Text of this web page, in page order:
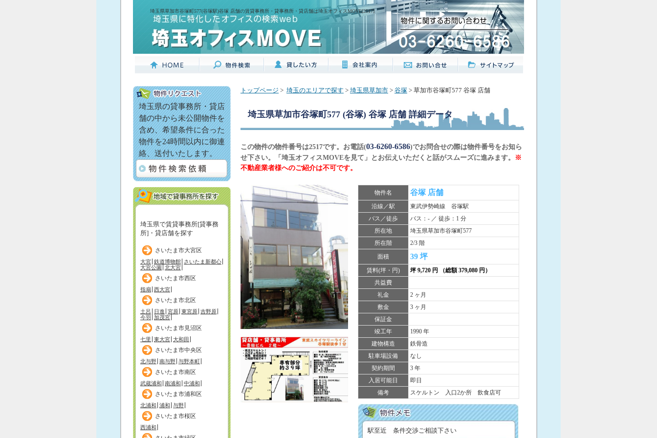
埼玉県草加市谷塚町577(谷塚駅)谷塚 店舗の賃貸事務所・貸事務所・貸店舗は埼玉オフィスMOVE[2517]
埼玉県の貸事務所・貸店
舗の中から未公開物件を
含め、希望条件に合った
物件を24時間以内に御連
絡、送付いたします。
埼玉県で賃貸事務所[貸事務
所]・貸店舗を探す
さいたま市大宮区
大宮 鉄道博物館 さいたま新都心
大宮公園
北大宮
さいたま市西区
指扇 西大宮
さいたま市北区
土呂 日進 宮原 東宮原 吉野原
今羽 加茂宮
さいたま市見沼区
七里 東大宮 大和田
さいたま市中央区
北与野 南与野 与野本町
さいたま市南区
武蔵浦和 南浦和 中浦和
さいたま市浦和区
北浦和 浦和 与野
さいたま市桜区
西浦和
トップページ > 埼玉のエリアで探す > 埼玉県草加市 > 谷塚 > 草加市谷塚町577 谷塚 店舗
埼玉県草加市谷塚町577 (谷塚) 谷塚 店舗 詳細データ
この物件の物件番号は2517です。お電話(03-6260-6586)でお問合せの際は物件番号をお知ら
せ下さい。「埼玉オフィスMOVEを見て」とお伝えいただくと話がスムーズに進みます。
※
不動産業者様へのご紹介は不可です。
物件名 谷塚 店舗
沿線／駅
東武伊勢崎線 谷塚駅
バス／徒歩
バス：- ／ 徒歩：1 分
所在地
埼玉県草加市谷塚町577
所在階
2/3 階
面積
39 坪
賃料(坪・円)
坪 9,720 円 （総額 379,080 円）
共益費
礼金
2 ヶ月
敷金
3 ヶ月
保証金
竣工年
1990 年
建物構造
鉄骨造
駐車場設備
なし
契約期間
3 年
入居可能日
即日
備考
スケルトン 入口2か所 飲食店可
駅至近 条件交渉ご相談下さい